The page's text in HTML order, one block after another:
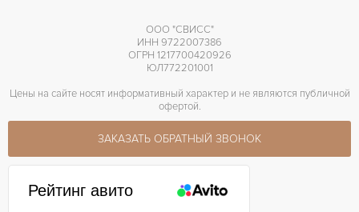
ООО "СВИСС"
ИНН 9722007386
ОГРН 1217700420926
ЮЛ772201001
Цены на сайте носят информативный характер и не являются публичной
офертой.
ЗАКАЗАТЬ ОБРАТНЫЙ ЗВОНОК
Рейтинг авито